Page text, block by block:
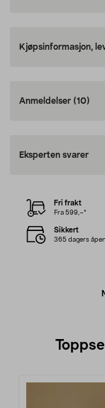
Kjøpsinformasjon,
Anmeldelser (10)
Eksperten svarer
Fri frakt
Fra 599,–*
Sikkert
365 dagers